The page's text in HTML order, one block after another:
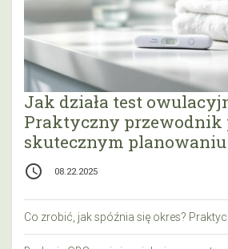
Jak działa test
Praktyczny przewodnik
skutecznym
access_time 08.22.2025